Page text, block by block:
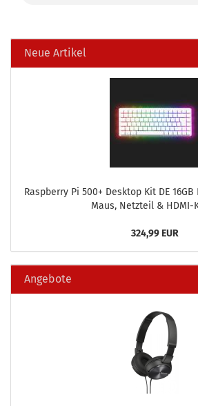
Neue Artikel
Raspber­ry Pi 500+ Desk­top Kit DE 16GB
Maus, Netz­teil & HDMI-​
324,99 EUR
Angebote